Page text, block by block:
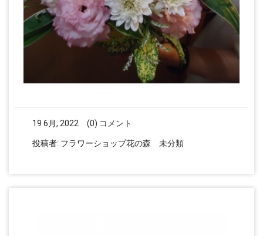
19 6月, 2022 (0) コメント
投稿者: フラワーショップ花の森 未分類